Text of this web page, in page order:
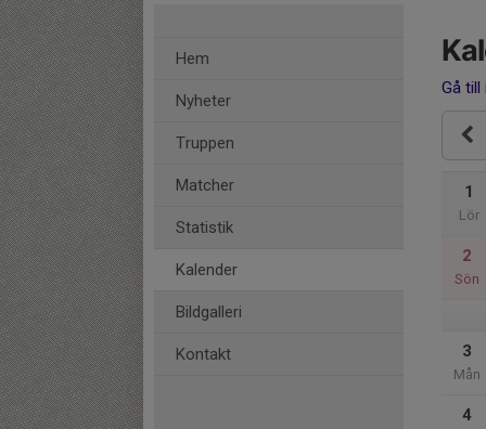
Hem
Nyheter
Truppen
Matcher
Statistik
Kalender
Bildgalleri
Kontakt
Gå till
1
Lör
2
Sön
3
Mån
4